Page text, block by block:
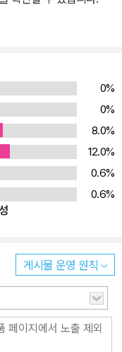
0%
0%
8.0%
12.0%
0.6%
0.6%
게시물 운영 원칙